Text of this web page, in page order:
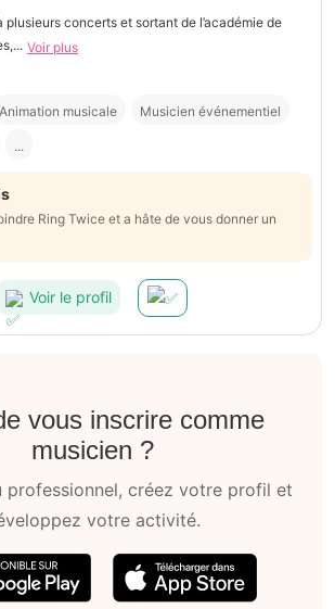
concerts et sortant de l’académie de
Voir plus
Animation musicale Musicien événementiel
...
Ring Twice et a hâte de vous donner un
Voir le profil
vous inscrire comme
musicien ?
professionnel, créez votre profil et
votre activité.